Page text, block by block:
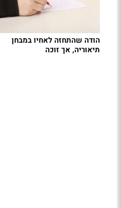
הודה שהתחזה לאחיו במבחן
תיאוריה, אך זוכה